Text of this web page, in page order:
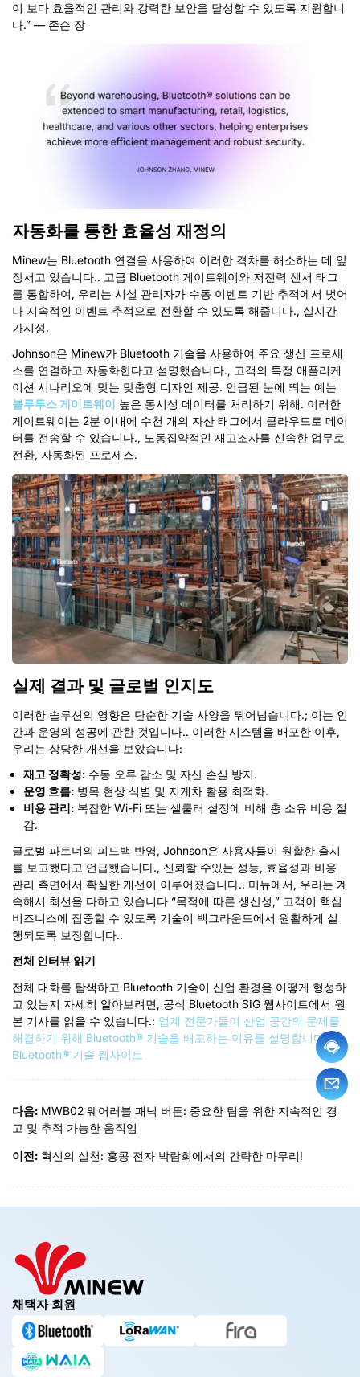
이 보다 효율적인 관리와 강력한 보안을 달성할 수 있도록 지원합니
다.” — 존슨 장
자동화를 통한 효율성 재정의
Minew는 Bluetooth 연결을 사용하여 이러한 격차를 해소하는 데 앞
장서고 있습니다.. 고급 Bluetooth 게이트웨이와 저전력 센서 태그
를 통합하여, 우리는 시설 관리자가 수동 이벤트 기반 추적에서 벗어
나 지속적인 이벤트 추적으로 전환할 수 있도록 해줍니다., 실시간
가시성.
Johnson은 Minew가 Bluetooth 기술을 사용하여 주요 생산 프로세
스를 연결하고 자동화한다고 설명했습니다., 고객의 특정 애플리케
이션 시나리오에 맞는 맞춤형 디자인 제공. 언급된 눈에 띄는 예는
블루투스 게이트웨이 높은 동시성 데이터를 처리하기 위해. 이러한
게이트웨이는 2분 이내에 수천 개의 자산 태그에서 클라우드로 데이
터를 전송할 수 있습니다., 노동집약적인 재고조사를 신속한 업무로
전환, 자동화된 프로세스.
실제 결과 및 글로벌 인지도
이러한 솔루션의 영향은 단순한 기술 사양을 뛰어넘습니다.; 이는 인
간과 운영의 성공에 관한 것입니다.. 이러한 시스템을 배포한 이후,
우리는 상당한 개선을 보았습니다:
재고 정확성: 수동 오류 감소 및 자산 손실 방지.
운영 흐름: 병목 현상 식별 및 지게차 활용 최적화.
비용 관리: 복잡한 Wi-Fi 또는 셀룰러 설정에 비해 총 소유 비용 절
감.
글로벌 파트너의 피드백 반영, Johnson은 사용자들이 원활한 출시
를 보고했다고 언급했습니다., 신뢰할 수있는 성능, 효율성과 비용
관리 측면에서 확실한 개선이 이루어졌습니다.. 미뉴에서, 우리는 계
속해서 최선을 다하고 있습니다 “목적에 따른 생산성,” 고객이 핵심
비즈니스에 집중할 수 있도록 기술이 백그라운드에서 원활하게 실
행되도록 보장합니다..
전체 인터뷰 읽기
전체 대화를 탐색하고 Bluetooth 기술이 산업 환경을 어떻게 형성하
고 있는지 자세히 알아보려면, 공식 Bluetooth SIG 웹사이트에서 원
본 기사를 읽을 수 있습니다.: 업계 전문가들이 산업 공간의 문제를
해결하기 위해 Bluetooth® 기술을 배포하는 이유를 설명합니다. |
Bluetooth® 기술 웹사이트
다음: MWB02 웨어러블 패닉 버튼: 중요한 팀을 위한 지속적인 경
고 및 추적 가능한 움직임
이전: 혁신의 실천: 홍콩 전자 박람회에서의 간략한 마무리!
채택자 회원